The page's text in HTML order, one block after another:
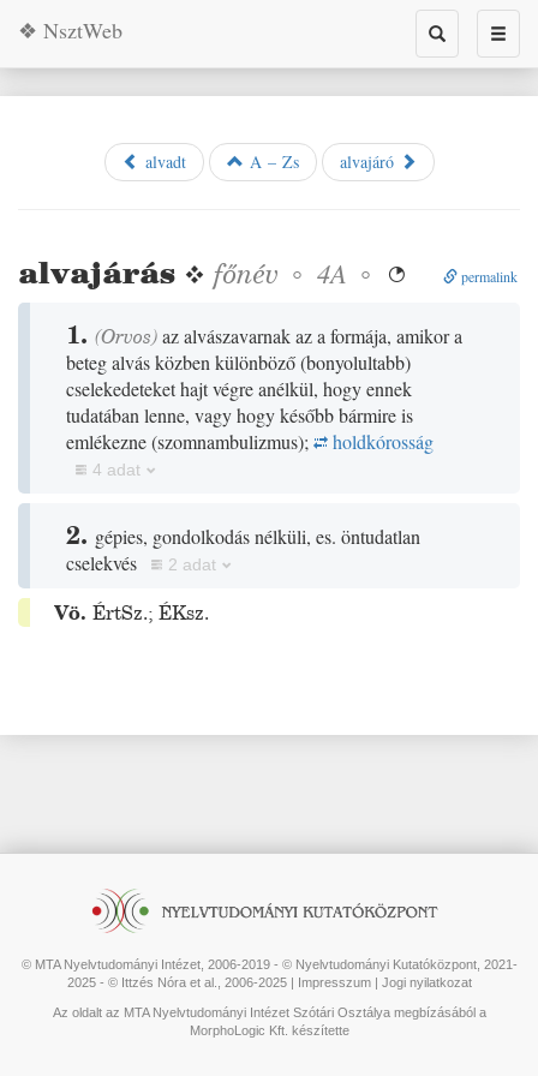
Toggle
search
❖ NsztWeb
alvadt A – Zs alvajáró
alvajárás ❖ főnév ◦ 4A ◦  permalink
1. (Orvos)az alvászavarnak az a formája, amikor a
beteg alvás közben különböző(bonyolultabb)
cselekedeteket hajt végre anélkül, hogy ennek
tudatában lenne, vagy hogy később bármire is
emlékezne(szomnambulizmus); holdkórosság
4 adat
2. gépies, gondolkodás nélküli, es. öntudatlan
cselekvés
2 adat
Vö. ÉrtSz.; ÉKsz.
© MTA Nyelvtudományi Intézet, 2006-2019 - © Nyelvtudományi Kutatóközpont, 2021-
2025 - © Ittzés Nóra et al., 2006-2025 | Impresszum| Jogi nyilatkozat
Az oldalt az MTA Nyelvtudományi Intézet Szótári Osztálya megbízásából a
MorphoLogic Kft. készítette